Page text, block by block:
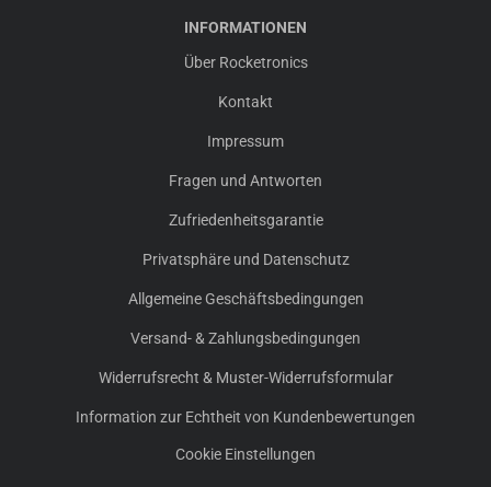
INFORMATIONEN
Über Rocketronics
Kontakt
Impressum
Fragen und Antworten
Zufriedenheitsgarantie
Privatsphäre und Datenschutz
Allgemeine Geschäftsbedingungen
Versand- & Zahlungsbedingungen
Widerrufsrecht & Muster-Widerrufsformular
Information zur Echtheit von Kundenbewertungen
Cookie Einstellungen